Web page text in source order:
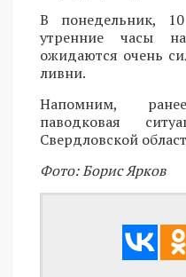
В понедельник,
утренние часы
ожидаются очень
ливни.
Напомним,
паводковая
Свердловской
Фото: Борис Ярков